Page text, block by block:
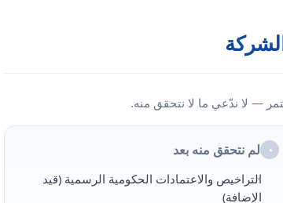
— لا ندّعي ما لا نتحقق منه.
◔ لم نتحقق منه بعد
التراخيص والاعتمادات الحكومية الرسمية (قيد
الإضافة)